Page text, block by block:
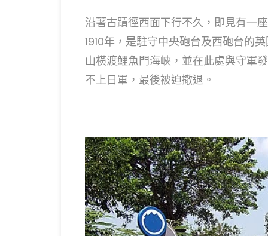
沿著古蹟徑西面下行不久，即見有一
1910年，是駐守中央砲台及西砲台的
山橫渡鯉魚門海峽，並在此處與守軍
不上日軍，最後被迫撤退。